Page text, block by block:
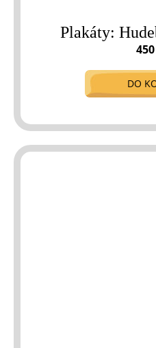
Plakáty:
DO